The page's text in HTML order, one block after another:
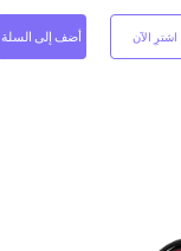
اشترِ الآن أضف إلى السلة